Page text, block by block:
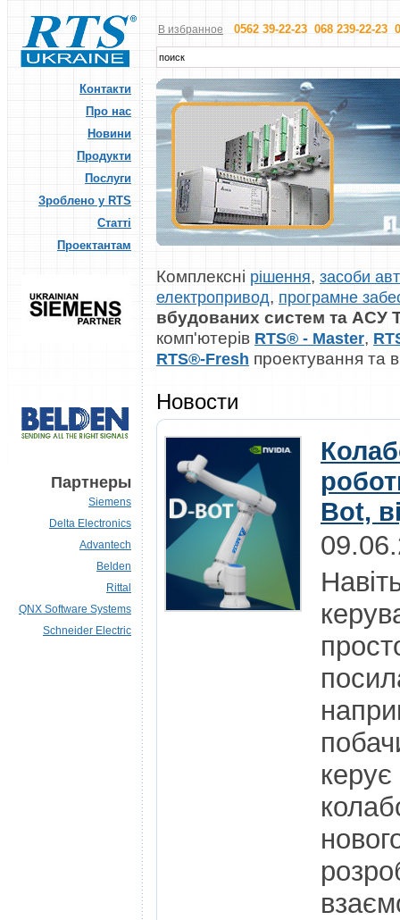
В избранное 0562 39-22-23 068 239-22-23
Контакти
Про нас
Новини
Продукти
Послуги
Зроблено у RTS
Статті
Проектантам
Партнеры
Siemens
Delta Electronics
Advantech
Belden
Rittal
QNX Software Systems
Schneider Electric
Комплексні рішення, засоби
електропривод, програмне
вбудованих систем та АСУ
комп'ютерів RTS® - Master,
RTS®-Fresh проектування та
Новости
Bot,